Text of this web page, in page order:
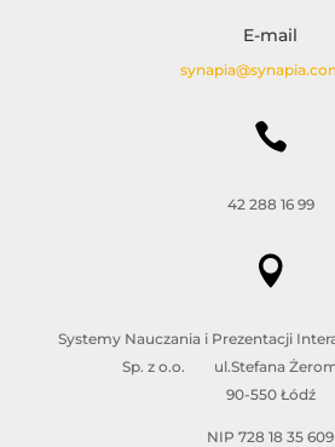
E-mail

42 288 16 99

Systemy Nauczania i Prezentacji
Sp. z o.o. ul.Stefana
90-550 Łódź
NIP 728 18 35 609